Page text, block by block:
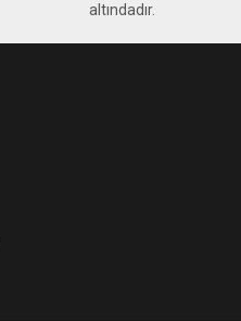
altındadır.